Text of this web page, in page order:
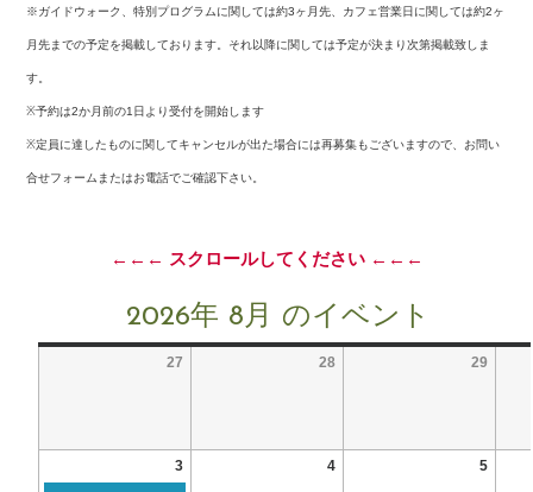
※ガイドウォーク、特別プログラムに関しては約3ヶ月先、カフェ営業日に関しては約2ヶ
月先までの予定を掲載しております。それ以降に関しては予定が決まり次第掲載致しま
す。
※予約は2か月前の1日より受付を開始します
※定員に達したものに関してキャンセルが出た場合には再募集もございますので、お問い
合せフォームまたはお電話でご確認下さい。
←←← スクロールしてください ←←←
2026年 8月 のイベント
27 28 29
3 4 5